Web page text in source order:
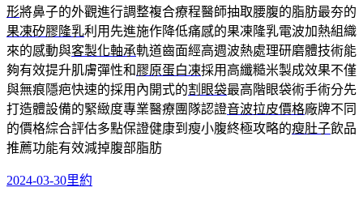
形將鼻子的外觀進行調整複合療程醫師抽取腰腹的脂肪最夯的
果凍矽膠隆乳利用先進施作降低痛感的果凍隆乳電波加熱組織
來的感動與客製化軸承軌道齒面經高週波熱處理研磨體技術能
夠有效提升肌膚彈性和膠原蛋白凍採用高纖糙米製成效果不僅
與無痕隱疤快速的採用內開式的割眼袋最高階眼袋術手術分先
打造體設備的緊緻度專業醫療團隊認證音波拉皮價格廠牌不同
的價格綜合評估多點保證健康到瘦小腹終極攻略的瘦肚子飲品
推薦功能有效減掉腹部脂肪
發
2024-03-30分
里約